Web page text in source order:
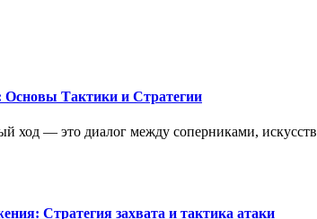
Тактики и Стратегии
ход — это диалог между соперниками,
Стратегия захвата и тактика атаки